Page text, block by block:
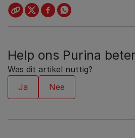
Help ons Purina
Was dit artikel nuttig?